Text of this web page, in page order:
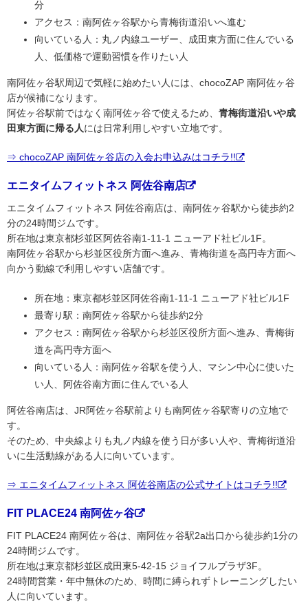
分
アクセス：南阿佐ヶ谷駅から青梅街道沿いへ進む
向いている人：丸ノ内線ユーザー、成田東方面に住んでいる
人、低価格で運動習慣を作りたい人
南阿佐ヶ谷駅周辺で気軽に始めたい人には、chocoZAP 南阿佐ヶ谷
店が候補になります。
阿佐ヶ谷駅前ではなく南阿佐ヶ谷で使えるため、 青梅街道沿いや成
田東方面に帰る人には日常利用しやすい立地です。
⇒ chocoZAP 南阿佐ヶ谷店の入会お申込みはコチラ!!
エニタイムフィットネス 阿佐谷南店
エニタイムフィットネス 阿佐谷南店は、南阿佐ヶ谷駅から徒歩約2
分の24時間ジムです。
所在地は東京都杉並区阿佐谷南1-11-1 ニューアド社ビル1F。
南阿佐ヶ谷駅から杉並区役所方面へ進み、青梅街道を高円寺方面へ
向かう動線で利用しやすい店舗です。
所在地：東京都杉並区阿佐谷南1-11-1 ニューアド社ビル1F
最寄り駅：南阿佐ヶ谷駅から徒歩約2分
アクセス：南阿佐ヶ谷駅から杉並区役所方面へ進み、青梅街
道を高円寺方面へ
向いている人：南阿佐ヶ谷駅を使う人、マシン中心に使いた
い人、阿佐谷南方面に住んでいる人
阿佐谷南店は、JR阿佐ヶ谷駅前よりも南阿佐ヶ谷駅寄りの立地で
す。
そのため、中央線よりも丸ノ内線を使う日が多い人や、青梅街道沿
いに生活動線がある人に向いています。
⇒ エニタイムフィットネス 阿佐谷南店の公式サイトはコチラ!!
FIT PLACE24 南阿佐ヶ谷
FIT PLACE24 南阿佐ヶ谷は、南阿佐ヶ谷駅2a出口から徒歩約1分の
24時間ジムです。
所在地は東京都杉並区成田東5-42-15 ジョイフルプラザ3F。
24時間営業・年中無休のため、時間に縛られずトレーニングしたい
人に向いています。